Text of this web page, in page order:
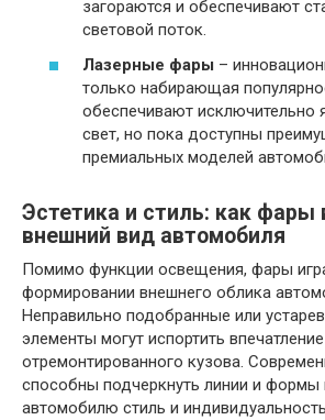
загораются и обеспечивают
световой поток.
Лазерные фары –
только набирающая
обеспечивают исключительно
свет, но пока доступны
премиальных моделей
Эстетика и стиль: как фары
внешний вид автомобиля
Помимо функции освещения, фары
формировании внешнего облика
Неправильно подобранные или
элементы могут испортить
отремонтированного кузова.
способны подчеркнуть линии и формы
автомобилю стиль и